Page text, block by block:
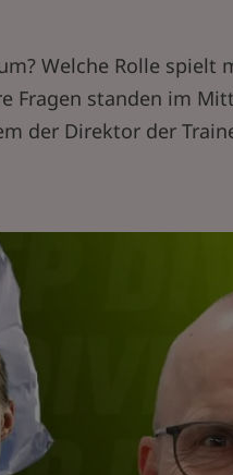
Welche Rolle spielt
Fragen standen im
der Direktor der